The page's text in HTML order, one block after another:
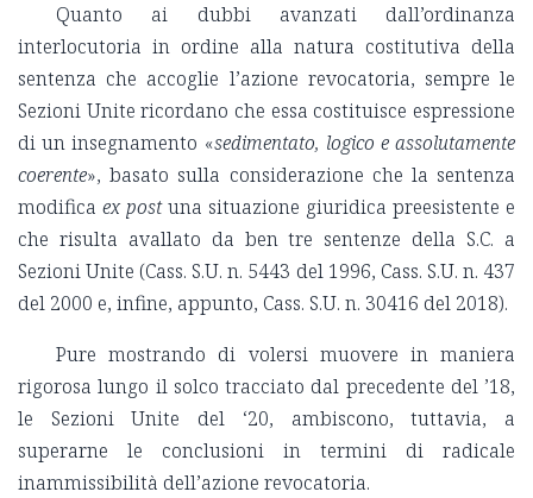
Quanto ai dubbi avanzati dall’ordinanza
interlocutoria in ordine alla natura costitutiva della
sentenza che accoglie l’azione revocatoria, sempre le
Sezioni Unite ricordano che essa costituisce espressione
di un insegnamento «sedimentato, logico e assolutamente
coerente», basato sulla considerazione che la sentenza
modifica ex postuna situazione giuridica preesistente e
che risulta avallato da ben tre sentenze della S.C. a
Sezioni Unite (Cass. S.U. n. 5443 del 1996, Cass. S.U. n. 437
del 2000 e, infine, appunto, Cass. S.U. n. 30416 del 2018).
Pure mostrando di volersi muovere in maniera
rigorosa lungo il solco tracciato dal precedente del ’18,
le Sezioni Unite del ‘20, ambiscono, tuttavia, a
superarne le conclusioni in termini di radicale
inammissibilità dell’azione revocatoria.